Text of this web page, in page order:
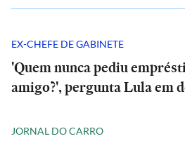
EX-CHEFE DE GABINETE
'Quem nunca pediu
amigo?', pergunta Lula em
JORNAL DO CARRO